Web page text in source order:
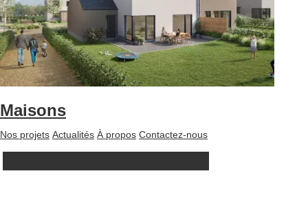
Maisons
Nos projets Actualités À propos Contactez-nous